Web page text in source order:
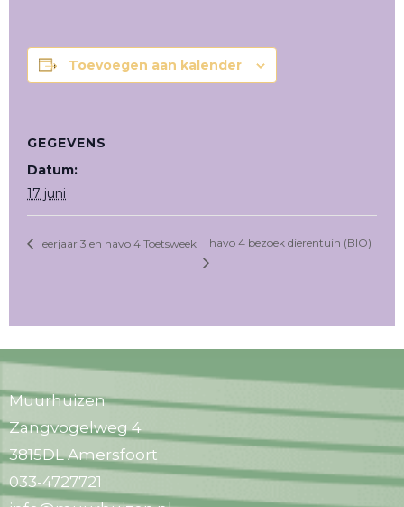
Zoekknop
Toevoegen aan kalender
GEGEVENS
Datum:
17 juni
leerjaar 3 en havo 4 Toetsweek havo 4 bezoek dierentuin (BIO)
Muurhuizen
Zangvogelweg 4
3815DL Amersfoort
033-4727721